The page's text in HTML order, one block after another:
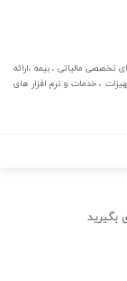
مالیاتی ، بیمه ،ارائه
، خدمات و نرم افزار های
بگیرید